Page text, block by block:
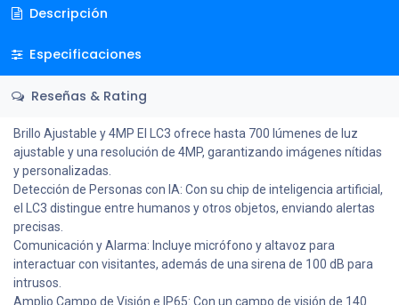
Descripción
Especificaciones
Reseñas & Rating
Brillo Ajustable y 4MP El LC3 ofrece hasta 700 lúmenes de luz
ajustable y una resolución de 4MP, garantizando imágenes nítidas
y personalizadas.
Detección de Personas con IA: Con su chip de inteligencia artificial,
el LC3 distingue entre humanos y otros objetos, enviando alertas
precisas.
Comunicación y Alarma: Incluye micrófono y altavoz para
interactuar con visitantes, además de una sirena de 100 dB para
intrusos.
Amplio Campo de Visión e IP65: Con un campo de visión de 140